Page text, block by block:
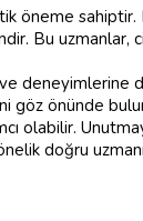
öneme
Bu uzmanlar,
ve
göz önünde
olabilir.
doğru